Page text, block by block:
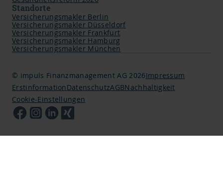
Standorte
Versicherungsmakler Berlin
Versicherungsmakler Düsseldorf
Versicherungsmakler Frankfurt
Versicherungsmakler Hamburg
Versicherungsmakler München
© impuls Finanzmanagement AG 2026Impressum
ErstinformationDatenschutzAGBNachhaltigkeit
Cookie-Einstellungen